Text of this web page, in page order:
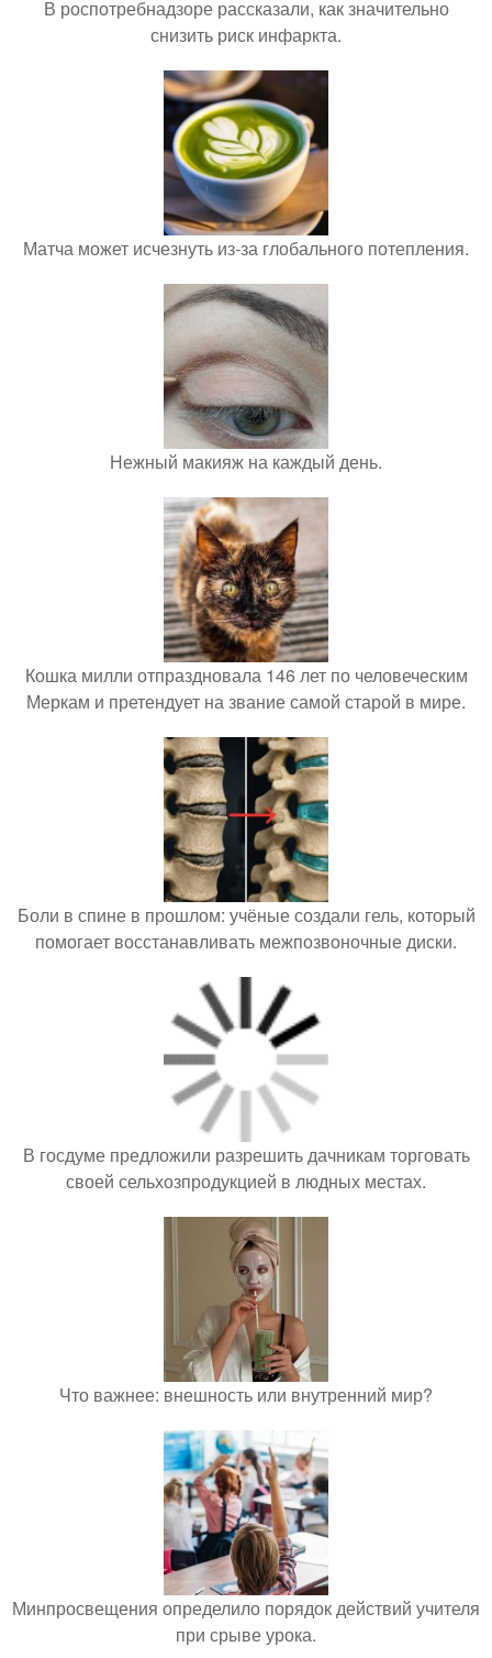
В роспотребнадзоре рассказали, как значительно
снизить риск инфаркта.
Матча может исчезнуть из-за глобального потепления.
Нежный макияж на каждый день.
Кошка милли отпраздновала 146 лет по человеческим
Меркам и претендует на звание самой старой в мире.
Боли в спине в прошлом: учёные создали гель, который
помогает восстанавливать межпозвоночные диски.
В госдуме предложили разрешить дачникам торговать
своей сельхозпродукцией в людных местах.
Что важнее: внешность или внутренний мир?
Минпросвещения определило порядок действий учителя
при срыве урока.